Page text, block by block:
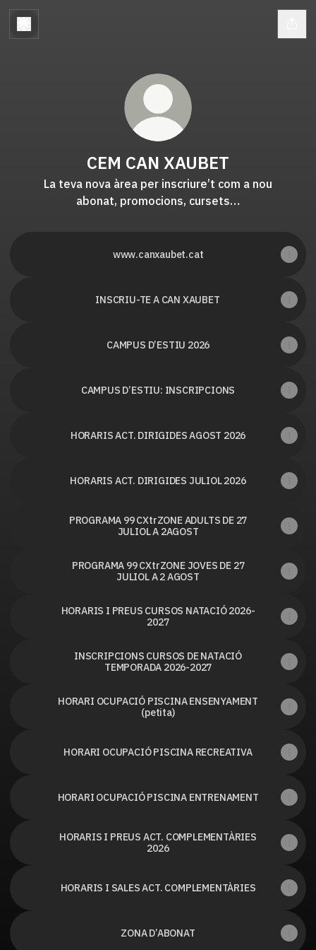
CEM CAN XAUBET
La teva nova àrea per inscriure’t com a nou
abonat, promocions, cursets…
www.canxaubet.cat
INSCRIU-TE A CAN XAUBET
CAMPUS D’ESTIU 2026
CAMPUS D’ESTIU: INSCRIPCIONS
HORARIS ACT. DIRIGIDES AGOST 2026
HORARIS ACT. DIRIGIDES JULIOL 2026
PROGRAMA 99 CXtrZONE ADULTS DE 27
JULIOL A 2AGOST
PROGRAMA 99 CXtrZONE JOVES DE 27
JULIOL A 2 AGOST
HORARIS I PREUS CURSOS NATACIÓ 2026-
2027
INSCRIPCIONS CURSOS DE NATACIÓ
TEMPORADA 2026-2027
HORARI OCUPACIÓ PISCINA ENSENYAMENT
(petita)
HORARI OCUPACIÓ PISCINA RECREATIVA
HORARI OCUPACIÓ PISCINA ENTRENAMENT
HORARIS I PREUS ACT. COMPLEMENTÀRIES
2026
HORARIS I SALES ACT. COMPLEMENTÀRIES
ZONA D’ABONAT